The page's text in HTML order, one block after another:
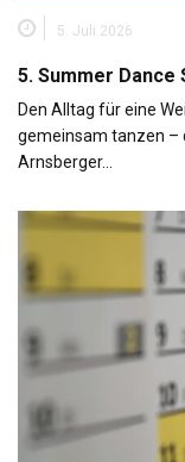
5. Juli 2026
5. Summer Dance
Den Alltag für eine
gemeinsam tanzen –
Arnsberger…